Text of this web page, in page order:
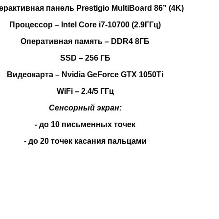
панель Prestigio MultiBoard 86” (4K)
Процессор – Intel Core i7-10700 (2.9ГГц)
Оперативная память – DDR4 8ГБ
SSD – 256 ГБ
Видеокарта – Nvidia GeForce GTX 1050Ti
WiFi – 2.4/5 ГГц
Сенсорный экран:
- до 10 письменных точек
- до 20 точек касания пальцами